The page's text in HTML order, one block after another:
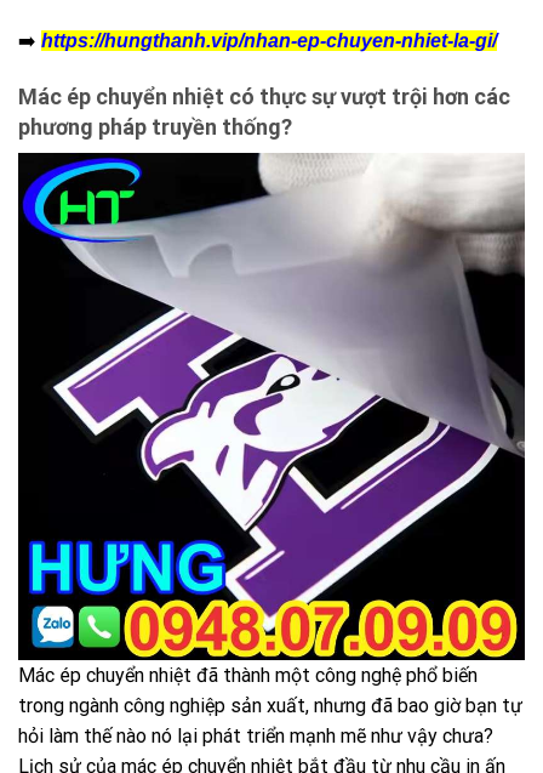
➡️ https://hungthanh.vip/nhan-ep-chuyen-nhiet-la-gi/
Mác ép chuyển nhiệt có thực sự vượt trội hơn các
phương pháp truyền thống?
Mác ép chuyển nhiệt đã thành một công nghệ phổ biến
trong ngành công nghiệp sản xuất, nhưng đã bao giờ bạn tự
hỏi làm thế nào nó lại phát triển mạnh mẽ như vậy chưa?
Lịch sử của mác ép chuyển nhiệt bắt đầu từ nhu cầu in ấn